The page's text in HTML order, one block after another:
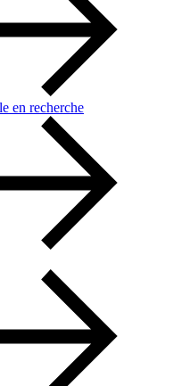
en recherche